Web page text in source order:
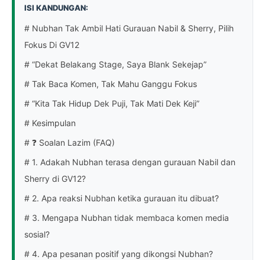
ISI KANDUNGAN:
# Nubhan Tak Ambil Hati Gurauan Nabil & Sherry, Pilih
Fokus Di GV12
# “Dekat Belakang Stage, Saya Blank Sekejap”
# Tak Baca Komen, Tak Mahu Ganggu Fokus
# “Kita Tak Hidup Dek Puji, Tak Mati Dek Keji”
# Kesimpulan
# ❓ Soalan Lazim (FAQ)
# 1. Adakah Nubhan terasa dengan gurauan Nabil dan
Sherry di GV12?
# 2. Apa reaksi Nubhan ketika gurauan itu dibuat?
# 3. Mengapa Nubhan tidak membaca komen media
sosial?
# 4. Apa pesanan positif yang dikongsi Nubhan?